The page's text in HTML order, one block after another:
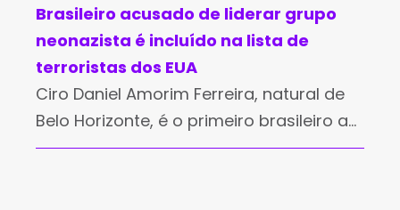
Brasileiro acusado de liderar grupo
neonazista é incluído na lista de
terroristas dos EUA
Ciro Daniel Amorim Ferreira, natural de
Belo Horizonte, é o primeiro brasileiro a
integrar a lista de "Terroristas Globais